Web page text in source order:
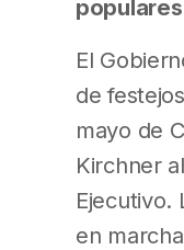
El
de
mayo de
Kirchner
Ejecutivo.
en